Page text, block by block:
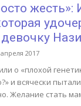
жесть»:
2017
о «плохой
и всячески
Желание стать